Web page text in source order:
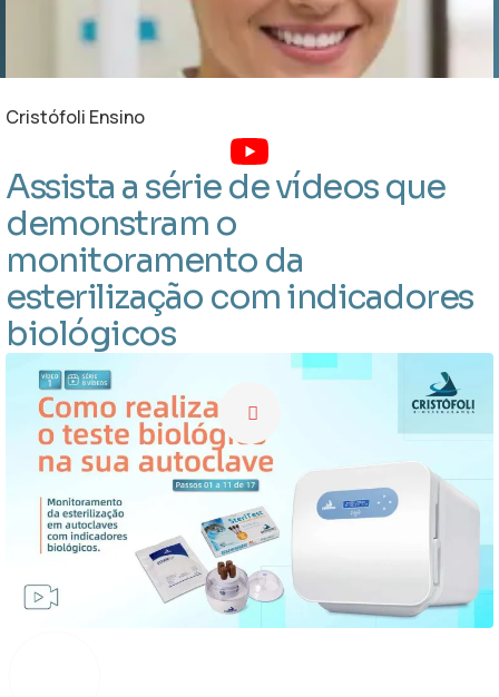
Cristófoli Ensino
Assista a série de vídeos que
demonstram o
monitoramento da
esterilização com indicadores
biológicos